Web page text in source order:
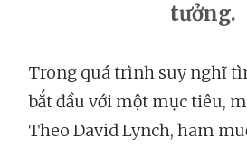
tưởng.
Trong quá trình suy nghĩ
bắt đầu với một mục tiêu,
Theo David Lynch, ham